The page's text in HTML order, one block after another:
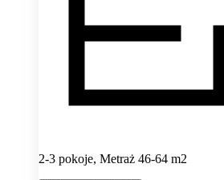
2-3 pokoje, Metraż 46-64 m2